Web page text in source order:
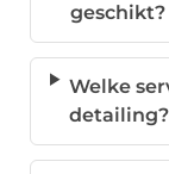
geschikt?
Welke
detailing?